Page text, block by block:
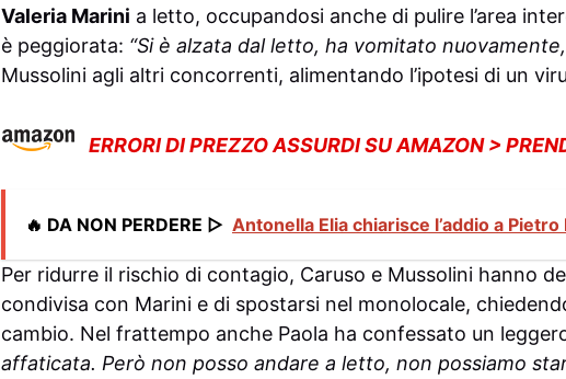
Valeria Marini a letto, occupandosi anche di pulire l’area
è peggiorata: “Si è alzata dal letto, ha vomitato
Mussolini agli altri concorrenti, alimentando l’ipotesi di un
ERRORI DI PREZZO ASSURDI SU AMAZON >
🔥 DA NON PERDERE ▷ Antonella Elia chiarisce l’addio a
Per ridurre il rischio di contagio, Caruso e Mussolini hanno
condivisa con Marini e di spostarsi nel monolocale,
cambio. Nel frattempo anche Paola ha confessato un
affaticata. Però non posso andare a letto, non possiamo